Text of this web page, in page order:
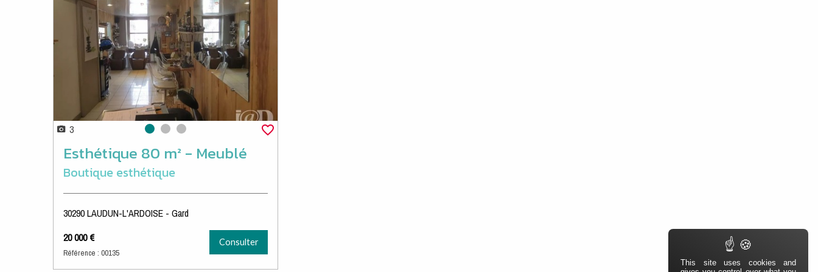
3 Photo 0
Photo 1Photo 2
Esthétique 80 m² - Meublé
Boutique esthétique
30290 LAUDUN-L'ARDOISE - Gard
20 000 €
Référence : 00135
Consulter
This site uses cookies and